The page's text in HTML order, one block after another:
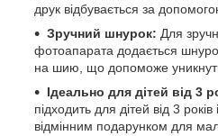
друк відбувається за
Зручний шнурок: Для
фотоапарата додається
на шию, що допоможе
Ідеально для дітей від 3
підходить для дітей від 3
відмінним подарунком для